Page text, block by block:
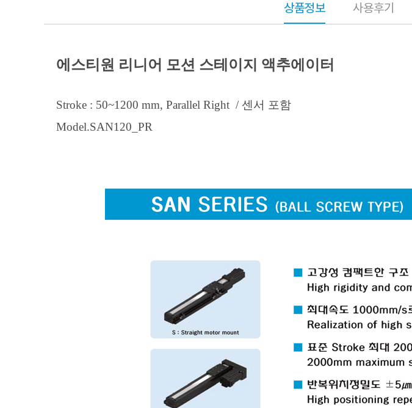
상품정보 사용후기
에스티원 리니어 모션 스테이지 액추에이터
Stroke : 50~1200 mm, Parallel Right / 센서 포함
Model.SAN120_PR